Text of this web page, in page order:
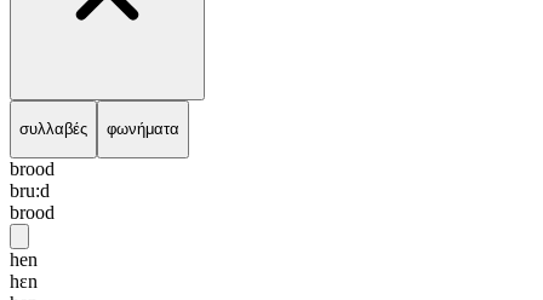
συλλαβές φωνήματα
brood
bru:d
brood
hen
hɛn